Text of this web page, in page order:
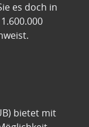
es doch in
bietet mit